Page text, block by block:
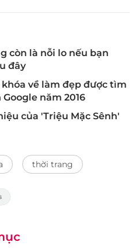
còn là nỗi lo nếu bạn
đây
về làm đẹp được tìm
năm 2016
của 'Triệu Mặc Sênh'
thời trang